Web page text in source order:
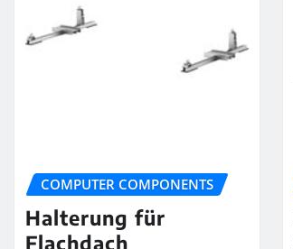
COMPUTER COMPONENTS
Halterung für
Flachdach